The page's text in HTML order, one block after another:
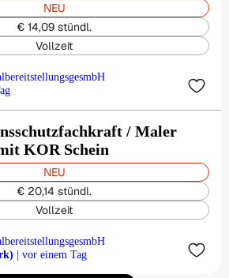
NEU
€ 14,09 stündl.
Vollzeit
/ Maler
KOR Schein
NEU
€ 20,14 stündl.
Vollzeit
| vor einem Tag